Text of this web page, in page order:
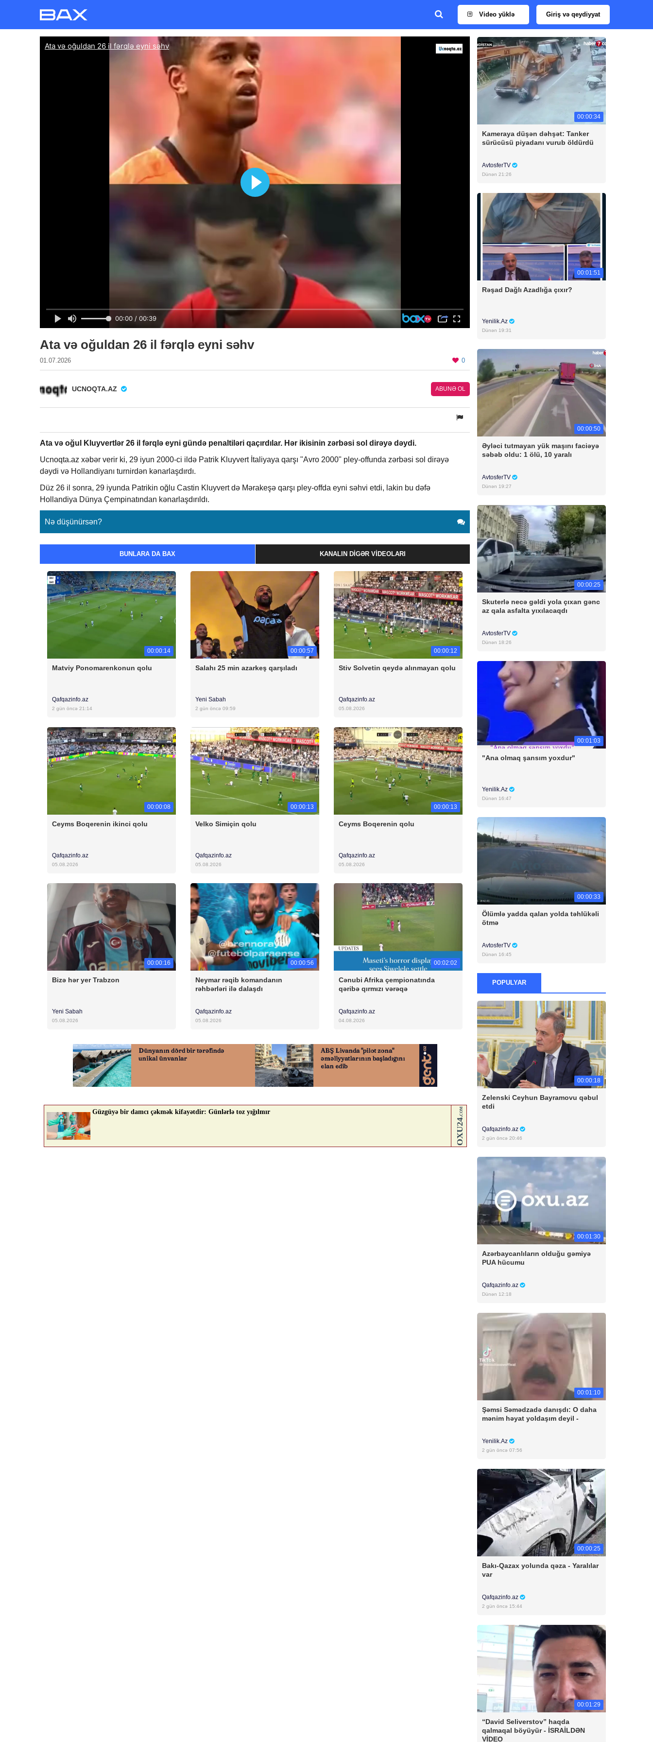
Video yüklə Giriş və qeydiyyat
Ata və oğuldan 26 il fərqlə eyni səhv
01.07.2026 0
UCNOQTA.AZ ABUNƏ OL
Ata və oğul Kluyvertlər 26 il fərqlə eyni gündə penaltiləri qaçırdılar. Hər ikisinin zərbəsi sol dirəyə dəydi.
Ucnoqta.az xəbər verir ki, 29 iyun 2000-ci ildə Patrik Kluyvert İtaliyaya qarşı "Avro 2000" pley-offunda zərbəsi sol dirəyə
dəydi və Hollandiyanı turnirdən kənarlaşdırdı.
Düz 26 il sonra, 29 iyunda Patrikin oğlu Castin Kluyvert də Mərakeşə qarşı pley-offda eyni səhvi etdi, lakin bu dəfə
Hollandiya Dünya Çempinatından kənarlaşdırıldı.
Nə düşünürsən?
BUNLARA DA BAX KANALIN DIGƏR VIDEOLARI
00:00:14
Matviy Ponomarenkonun qolu
Qafqazinfo.az
2 gün öncə 21:14
00:00:57
Salahı 25 min azarkeş qarşıladı
Yeni Sabah
2 gün öncə 09:59
00:00:12
Stiv Solvetin qeydə alınmayan qolu
Qafqazinfo.az
05.08.2026
00:00:08
Ceyms Boqerenin ikinci qolu
Qafqazinfo.az
05.08.2026
00:00:13
Velko Simiçin qolu
Qafqazinfo.az
05.08.2026
00:00:13
Ceyms Boqerenin qolu
Qafqazinfo.az
05.08.2026
00:00:16
Bizə hər yer Trabzon
Yeni Sabah
05.08.2026
00:00:56
Neymar rəqib komandanın
rəhbərləri ilə dalaşdı
Qafqazinfo.az
05.08.2026
00:02:02
Cənubi Afrika çempionatında
qəribə qırmızı vərəqə
Qafqazinfo.az
04.08.2026
00:00:34
Kameraya düşən dəhşət: Tanker
sürücüsü piyadanı vurub öldürdü
AvtosferTV
Dünən 21:26
00:01:51
Rəşad Dağlı Azadlığa çıxır?
Yenilik.Az
Dünən 19:31
00:00:50
Əyləci tutmayan yük maşını faciəyə
səbəb oldu: 1 ölü, 10 yaralı
AvtosferTV
Dünən 19:27
00:00:25
Skuterlə necə gəldi yola çıxan gənc
az qala asfalta yıxılacaqdı
AvtosferTV
Dünən 18:26
00:01:03
"Ana olmaq şansım yoxdur"
Yenilik.Az
Dünən 16:47
00:00:33
Ölümlə yadda qalan yolda təhlükəli
ötmə
AvtosferTV
Dünən 16:45
POPULYAR
00:00:18
Zelenski Ceyhun Bayramovu qəbul
etdi
Qafqazinfo.az
2 gün öncə 20:46
00:01:30
Azərbaycanlıların olduğu gəmiyə
PUA hücumu
Qafqazinfo.az
Dünən 12:18
00:01:10
Şəmsi Səmədzadə danışdı: O daha
mənim həyat yoldaşım deyil -
Yenilik.Az
2 gün öncə 07:56
00:00:25
Bakı-Qazax yolunda qəza - Yaralılar
var
Qafqazinfo.az
2 gün öncə 15:44
00:01:29
“David Seliverstov” haqda
qalmaqal böyüyür - İSRAİLDƏN
VİDEO